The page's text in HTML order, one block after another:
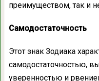
преимуществом, так и
Самодостаточность
Этот знак Зодиака
самодостаточностью,
уверенностью и